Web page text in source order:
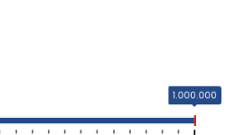
1.000.000